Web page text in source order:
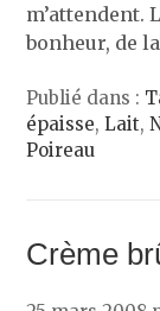
m’attendent.
bonheur, de
Publié dans :
épaisse,Lait,
Poireau
Crème